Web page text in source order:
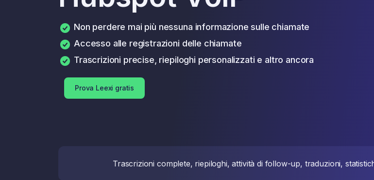
Non perdere mai più nessuna informazione sulle chiamate
Accesso alle registrazioni delle chiamate
Trascrizioni precise, riepiloghi personalizzati e altro ancora
Prova Leexi gratis
Trascrizioni complete, riepiloghi, attività di follow-up, traduzioni,